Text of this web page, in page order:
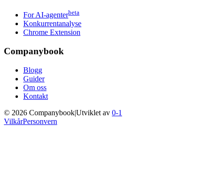
For AI-agenterbeta
Konkurrentanalyse
Chrome Extension
Companybook
Blogg
Guider
Om oss
Kontakt
© 2026 Companybook|Utviklet av 0-1
VilkårPersonvern